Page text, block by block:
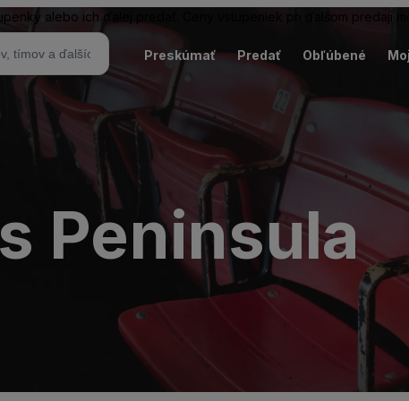
alebo ich ďalej predať. Ceny vstupeniek pri ďalšom predaji
Preskúmať Predať Obľúbené
Peninsula